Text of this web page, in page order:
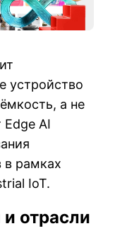
устройство
а не
Edge AI
в рамках
IoT.
отрасли